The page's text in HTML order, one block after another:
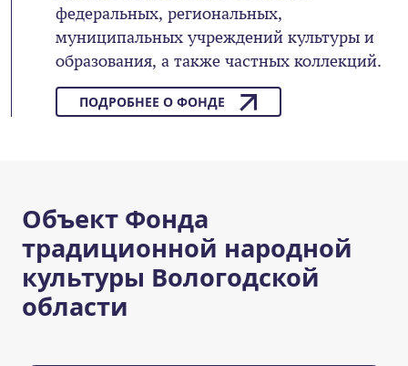
федеральных, региональных,
муниципальных учреждений культуры и
образования, а также частных коллекций.
ПОДРОБНЕЕ О ФОНДЕ
Объект Фонда
традиционной народной
культуры Вологодской
области